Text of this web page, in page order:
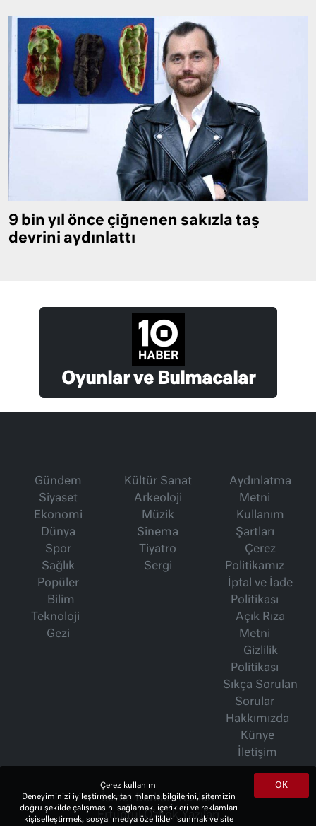
9 bin yıl önce çiğnenen sakızla taş
devrini aydınlattı
Oyunlar ve Bulmacalar
Gündem
Siyaset
Ekonomi
Dünya
Spor
Sağlık
Popüler
Bilim
Teknoloji
Gezi
Kültür Sanat
Arkeoloji
Müzik
Sinema
Tiyatro
Sergi
Aydınlatma
Metni
Kullanım
Şartları
Çerez
Politikamız
İptal ve İade
Politikası
Açık Rıza
Metni
Gizlilik
Politikası
Sıkça Sorulan
Sorular
Hakkımızda
Künye
İletişim
İsmet Berkan Yazıları
Ertuğrul Özkök Yazıları
OK
Çerez kullanımı
Deneyiminizi iyileştirmek, tanımlama bilgilerini, sitemizin
doğru şekilde çalışmasını sağlamak, içerikleri ve reklamları
kişiselleştirmek, sosyal medya özellikleri sunmak ve site